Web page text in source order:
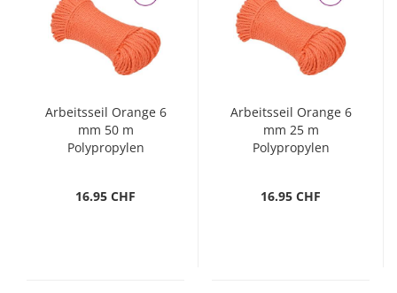
Arbeitsseil Orange 6
mm 50 m
Polypropylen
16.95 CHF
Arbeitsseil Orange 6
mm 25 m
Polypropylen
16.95 CHF